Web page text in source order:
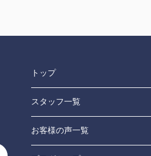
トップ
スタッフ一覧
お客様の声一覧